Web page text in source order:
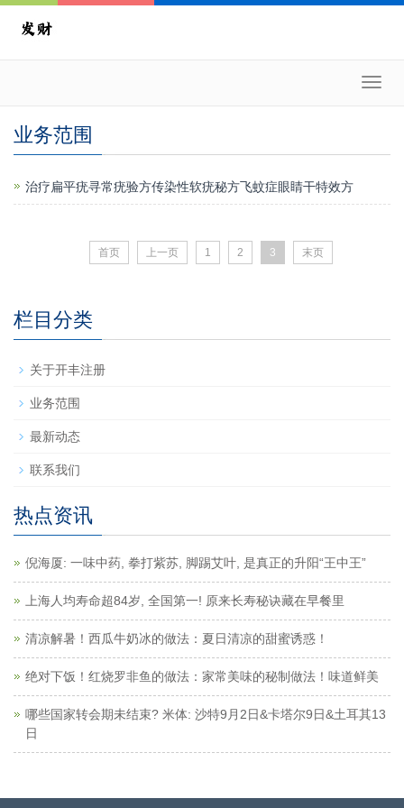
业务范围
治疗扁平疣寻常疣验方传染性软疣秘方飞蚊症眼睛干特效方
首页 上一页 1 2 3 末页
栏目分类
关于开丰注册
业务范围
最新动态
联系我们
热点资讯
倪海厦: 一味中药, 拳打紫苏, 脚踢艾叶, 是真正的升阳“王中王”
上海人均寿命超84岁, 全国第一! 原来长寿秘诀藏在早餐里
清凉解暑！西瓜牛奶冰的做法：夏日清凉的甜蜜诱惑！
绝对下饭！红烧罗非鱼的做法：家常美味的秘制做法！味道鲜美
哪些国家转会期未结束? 米体: 沙特9月2日&卡塔尔9日&土耳其13
日